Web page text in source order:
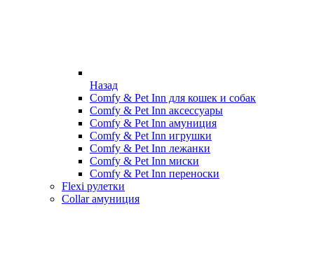
Назад
Comfy & Pet Inn для кошек и собак
Comfy & Pet Inn аксессуары
Comfy & Pet Inn амуниция
Comfy & Pet Inn игрушки
Comfy & Pet Inn лежанки
Comfy & Pet Inn миски
Comfy & Pet Inn переноски
Flexi рулетки
Collar амуниция